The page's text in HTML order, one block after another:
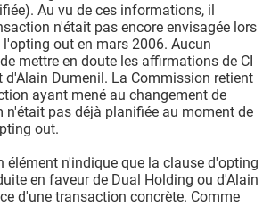
Au vu de ces informations, il
n'était pas encore envisagée lors
out en mars 2006. Aucun
mettre en doute les affirmations de CI
d'Alain Dumenil. La Commission retient
ayant mené au changement de
n'était pas déjà planifiée au moment de
out.
élément n'indique que la clause d'opting
en faveur de Dual Holding ou d'Alain
d'une transaction concrète. Comme